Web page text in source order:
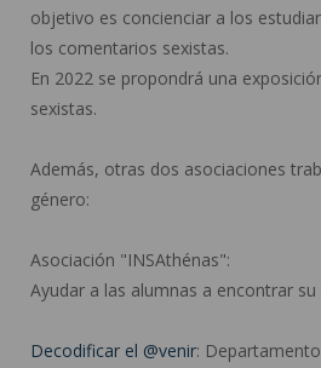
objetivo es concienciar a los
los comentarios sexistas.
En 2022 se propondrá una
sexistas.
Además, otras dos asociaciones
género:
Asociación "INSAthénas":
Ayudar a las alumnas a encontrar su
Decodificar el @venir: